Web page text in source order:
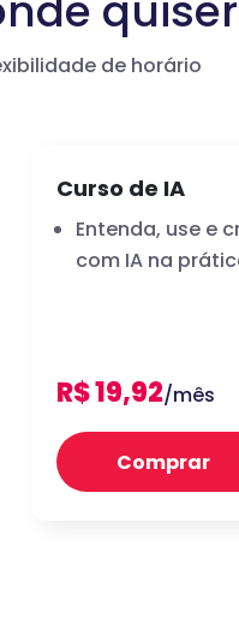
de horário
Curso de IA
Entenda, use e
com IA na
R$ 19,92/mês
Comprar